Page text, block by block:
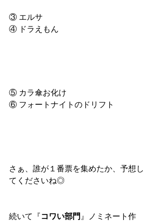
③ エルサ
④ ドラえもん
⑤ カラ傘お化け
⑥ フォートナイトのドリフト
さぁ、誰が１番票を集めたか、予想し
てくださいね◎
続いて『コワい部門 』ノミネート作